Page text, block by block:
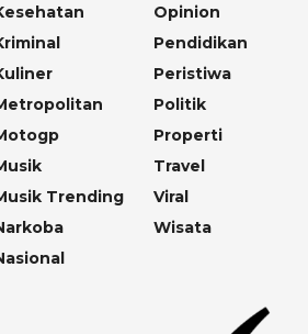
Trending
Opinion
Pendidikan
Peristiwa
Politik
Properti
Travel
Viral
Wisata